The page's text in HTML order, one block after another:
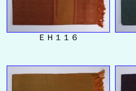
ＥＨ１１６